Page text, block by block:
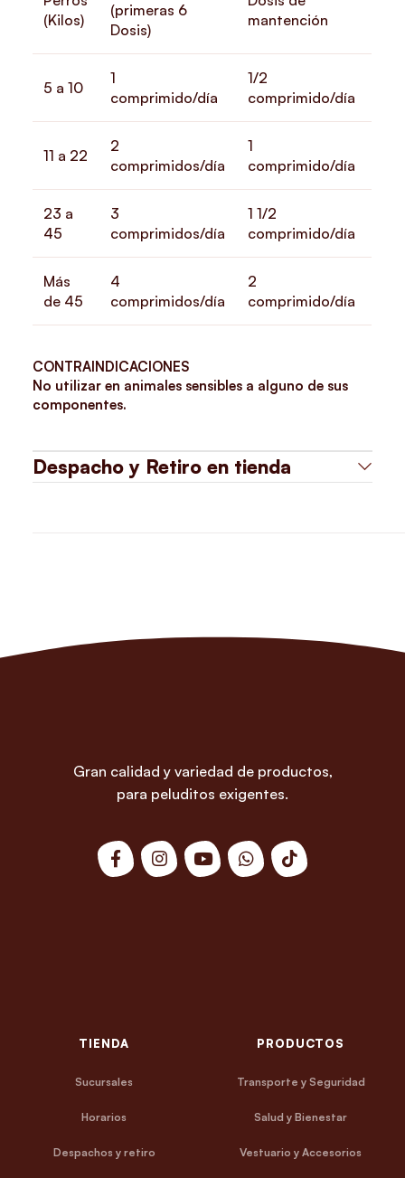
(Kilos)
(primeras 6
Dosis)
mantención
5 a 10
1
comprimido/día
1/2
comprimido/día
11 a 22
2
comprimidos/día
1
comprimido/día
23 a
45
3
comprimidos/día
1 1/2
comprimido/día
Más
de 45
4
comprimidos/día
2
comprimido/día
CONTRAINDICACIONES
No utilizar en animales sensibles a alguno de sus
componentes.
Despacho y Retiro en tienda
Gran calidad y variedad de productos,
para peluditos exigentes.
TIENDA
Sucursales
Horarios
Despachos y retiro
PRODUCTOS
Transporte y Seguridad
Salud y Bienestar
Vestuario y Accesorios